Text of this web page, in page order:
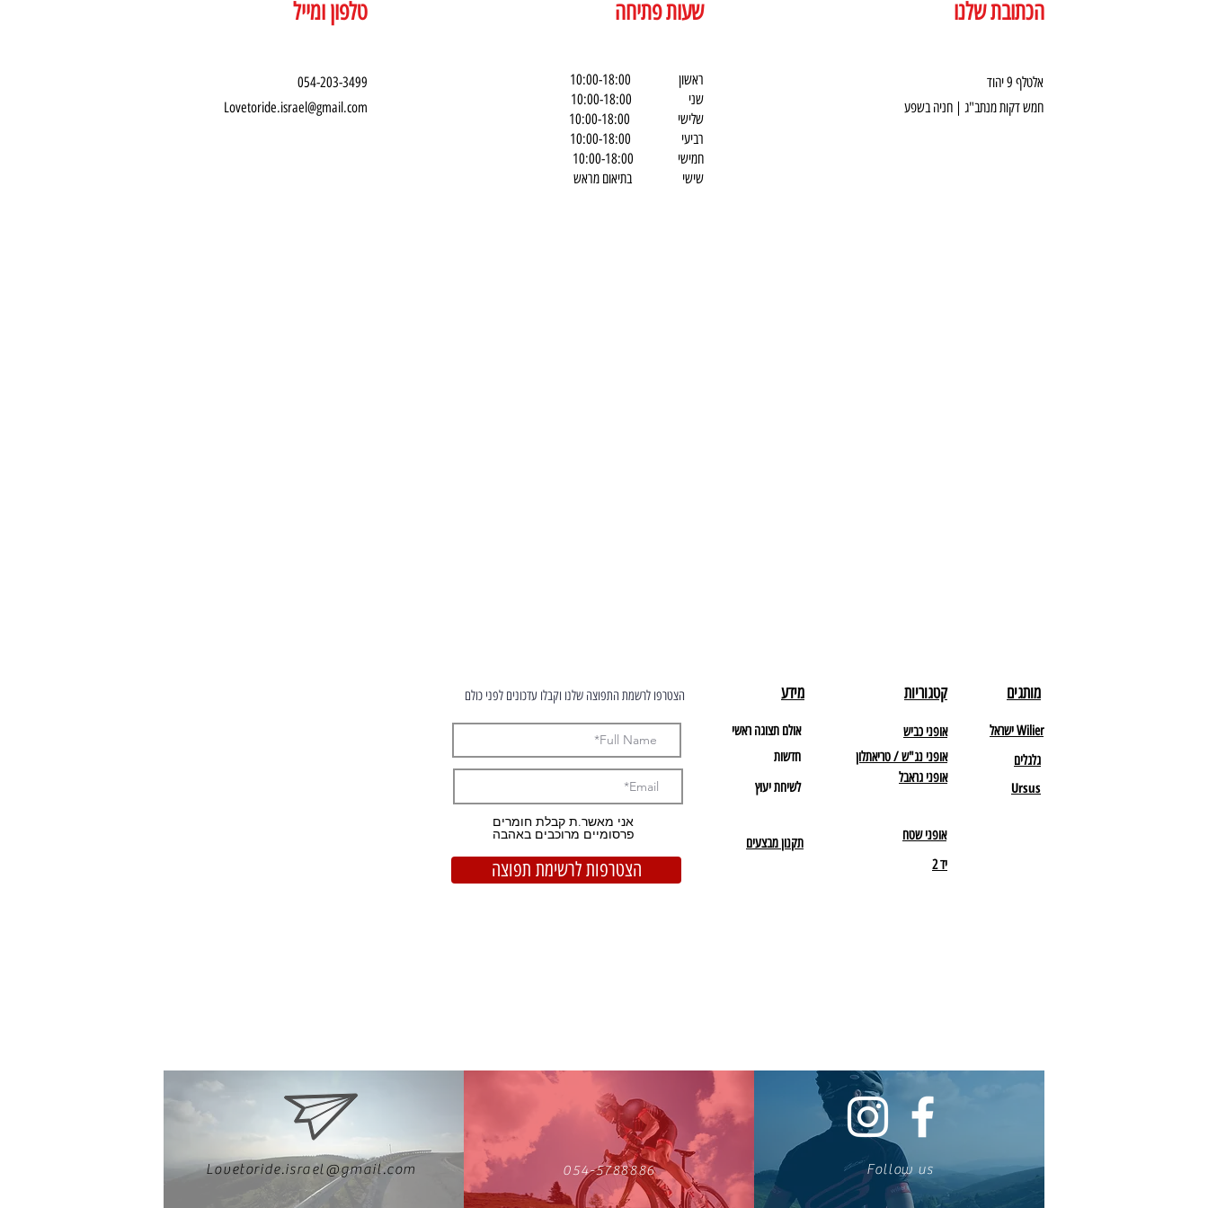
טלפון ומייל
054-203-3499
Lovetoride.israel@gmail.com
שעות פתיחה
ראשון 10:00-18:00
שני 10:00-18:00
שלישי 10:00-18:00
רביעי 10:00-18:00
חמישי 10:00-18:00
שישי בתיאום מראש
הכתובת שלנו
אלטלף 9 יהוד
חמש דקות מנתב"ג | חניה בשפע
הצטרפו לרשמת התפוצה שלנו וקבלו עדכונים לפני כולם
אני מאשר.ת קבלת חומרים
פרסומיים מרוכבים באהבה
הצטרפות לרשימת תפוצה
מידע קטגוריות
אופני כביש
אולם תצוגה ראשי
אופני נג"ש / טריאתלון
חדשות
אופני שטח
לשיחת יעוץ
אופני גראבל
תקנון מבצעים
מותגים
Wilier ישראל
Ursus
גלגלים
יד 2
Lovetoride.israel@gmail.com 054-5788886 Follow us